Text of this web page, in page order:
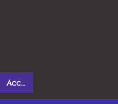
Accedi